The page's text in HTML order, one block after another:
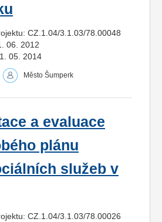
CZ.1.04/3.1.03/78.00048
06. 2012
05. 2014
Město Šumperk
a evaluace
plánu
služeb v
CZ.1.04/3.1.03/78.00026